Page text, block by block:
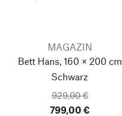
MAGAZIN
Bett Hans, 160 × 200 cm
Schwarz
929,00 €
799,00 €